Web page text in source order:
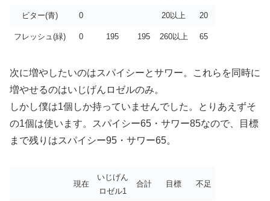
ビター(青) 0 20以上 20
フレッシュ(緑) 0 195 195 260以上 65
次に増やしたいのはスパイシーとサワー。これらを同時に
増やせるのはいじげんロゼルのみ。
しかし僕は1個しか持っていませんでした。とりあえずそ
の1個は使います。スパイシー65・サワー85なので、目標
まで残りはスパイシー95・サワー65。
現在
いじげん
ロゼル1
合計 目標 不足